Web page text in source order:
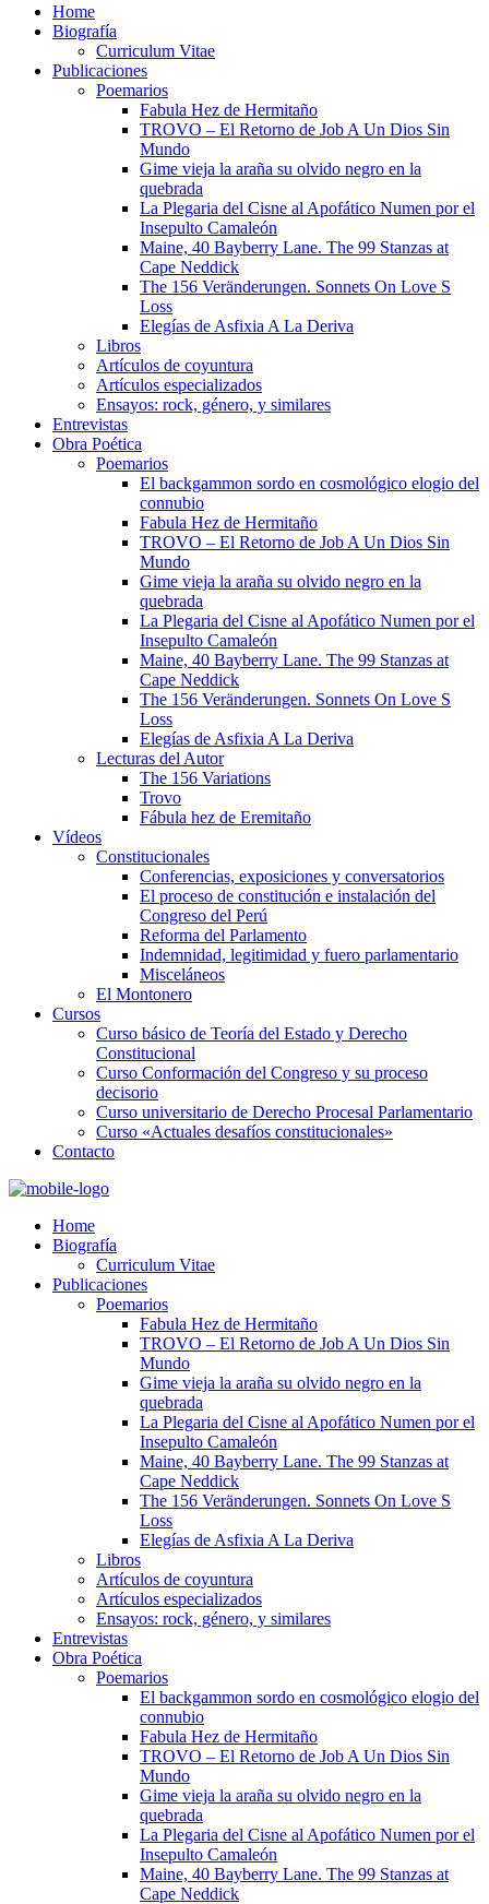
Home
Biografía
Curriculum Vitae​
Publicaciones
Poemarios
Fabula Hez de Hermitaño
TROVO – El Retorno de Job A Un Dios Sin
Mundo
Gime vieja la araña su olvido negro en la
quebrada
La Plegaria del Cisne al Apofático Numen por el
Insepulto Camaleón
Maine, 40 Bayberry Lane. The 99 Stanzas at
Cape Neddick
The 156 Veränderungen. Sonnets On Love S
Loss
Elegías de Asfixia A La Deriva
Libros
Artículos de coyuntura
Artículos especializados
Ensayos: rock, género, y similares
Entrevistas
Obra Poética
Poemarios
El backgammon sordo en cosmológico elogio del
connubio
Fabula Hez de Hermitaño
TROVO – El Retorno de Job A Un Dios Sin
Mundo
Gime vieja la araña su olvido negro en la
quebrada
La Plegaria del Cisne al Apofático Numen por el
Insepulto Camaleón
Maine, 40 Bayberry Lane. The 99 Stanzas at
Cape Neddick
The 156 Veränderungen. Sonnets On Love S
Loss
Elegías de Asfixia A La Deriva
Lecturas del Autor
The 156 Variations
Trovo
Fábula hez de Eremitaño
Vídeos
Constitucionales
Conferencias, exposiciones y conversatorios
El proceso de constitución e instalación del
Congreso del Perú
Reforma del Parlamento
Indemnidad, legitimidad y fuero parlamentario
Misceláneos
El Montonero
Cursos
Curso básico de Teoría del Estado y Derecho
Constitucional
Curso Conformación del Congreso y su proceso
decisorio
Curso universitario de Derecho Procesal Parlamentario
Curso «Actuales desafíos constitucionales»
Contacto
Home
Biografía
Curriculum Vitae​
Publicaciones
Poemarios
Fabula Hez de Hermitaño
TROVO – El Retorno de Job A Un Dios Sin
Mundo
Gime vieja la araña su olvido negro en la
quebrada
La Plegaria del Cisne al Apofático Numen por el
Insepulto Camaleón
Maine, 40 Bayberry Lane. The 99 Stanzas at
Cape Neddick
The 156 Veränderungen. Sonnets On Love S
Loss
Elegías de Asfixia A La Deriva
Libros
Artículos de coyuntura
Artículos especializados
Ensayos: rock, género, y similares
Entrevistas
Obra Poética
Poemarios
El backgammon sordo en cosmológico elogio del
connubio
Fabula Hez de Hermitaño
TROVO – El Retorno de Job A Un Dios Sin
Mundo
Gime vieja la araña su olvido negro en la
quebrada
La Plegaria del Cisne al Apofático Numen por el
Insepulto Camaleón
Maine, 40 Bayberry Lane. The 99 Stanzas at
Cape Neddick